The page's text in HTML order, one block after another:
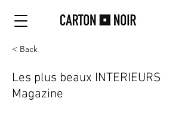
< Back
Les plus beaux INTERIEURS
Magazine